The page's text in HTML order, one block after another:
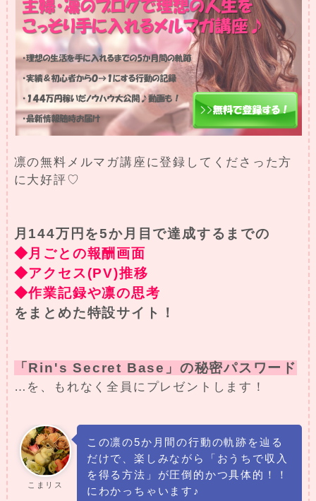
凛の無料メルマガ講座に登録してくださった方
に大好評♡
月144万円を5か月目で達成するまでの
◆月ごとの報酬画面
◆アクセス(PV)推移
◆作業記録や凛の思考
をまとめた特設サイト！
「Rin's Secret Base」の秘密パスワード
…を、もれなく全員にプレゼントします！
こまリス
この凛の5か月間の行動の軌跡を辿る
だけで、楽しみながら「おうちで収入
を得る方法」が圧倒的かつ具体的！！
にわかっちゃいます♪